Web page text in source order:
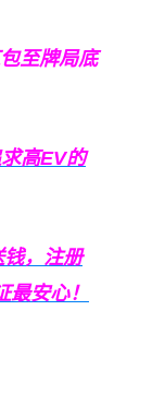
至牌局底
高EV的
，注册
安心！